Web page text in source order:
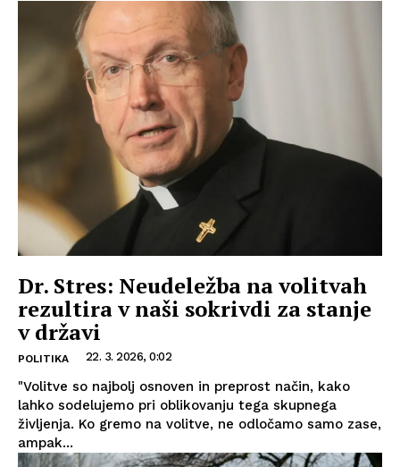
Dr. Stres: Neudeležba na volitvah
rezultira v naši sokrivdi za stanje
v državi
POLITIKA 22. 3. 2026, 0:02
"Volitve so najbolj osnoven in preprost način, kako
lahko sodelujemo pri oblikovanju tega skupnega
življenja. Ko gremo na volitve, ne odločamo samo zase,
ampak...